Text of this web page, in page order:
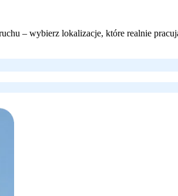
– wybierz lokalizacje, które realnie